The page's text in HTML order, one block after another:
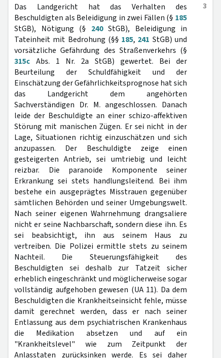
3
Das Landgericht hat das Verhalten des
Beschuldigten als Beleidigung in zwei Fällen (§ 185
StGB), Nötigung (§ 240StGB), Beleidigung in
Tateinheit mit Bedrohung (§§ 185, 241 StGB) und
vorsätzliche Gefährdung des Straßenverkehrs (§
315c Abs. 1 Nr. 2a StGB) gewertet. Bei der
Beurteilung der Schuldfähigkeit und der
Einschätzung der Gefährlichkeitsprognose hat sich
das Landgericht dem angehörten
Sachverständigen Dr. M. angeschlossen. Danach
leide der Beschuldigte an einer schizo-affektiven
Störung mit manischen Zügen. Er sei nicht in der
Lage, Situationen richtig einzuschätzen und sich
anzupassen. Der Beschuldigte zeige einen
gesteigerten Antrieb, sei umtriebig und leicht
reizbar. Die paranoide Komponente seiner
Erkrankung sei stets handlungsleitend. Bei ihm
bestehe ein ausgeprägtes Misstrauen gegenüber
sämtlichen Behörden und seiner Umgebungswelt.
Nach seiner eigenen Wahrnehmung drangsaliere
nicht er seine Nachbarschaft, sondern diese ihn. Es
sei beabsichtigt, ihn aus seinem Haus zu
vertreiben. Die Polizei ermittle stets zu seinem
Nachteil. Die Steuerungsfähigkeit des
Beschuldigten sei deshalb zur Tatzeit sicher
erheblich eingeschränkt und möglicherweise sogar
vollständig aufgehoben gewesen (UA 11). Da dem
Beschuldigten die Krankheitseinsicht fehle, müsse
damit gerechnet werden, dass er nach seiner
Entlassung aus dem psychiatrischen Krankenhaus
die Medikation absetzen und auf ein
"Krankheitslevel" wie zum Zeitpunkt der
Anlasstaten zurücksinken werde. Es sei daher